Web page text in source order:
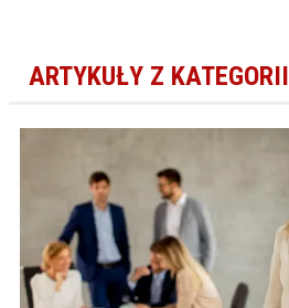
ARTYKUŁY Z KATEGORII